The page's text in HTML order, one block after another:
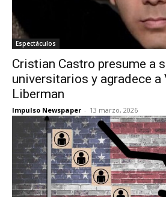
Espectáculos
Cristian Castro presume a
universitarios y agradece a
Liberman
Impulso Newspaper - 13 marzo, 2026